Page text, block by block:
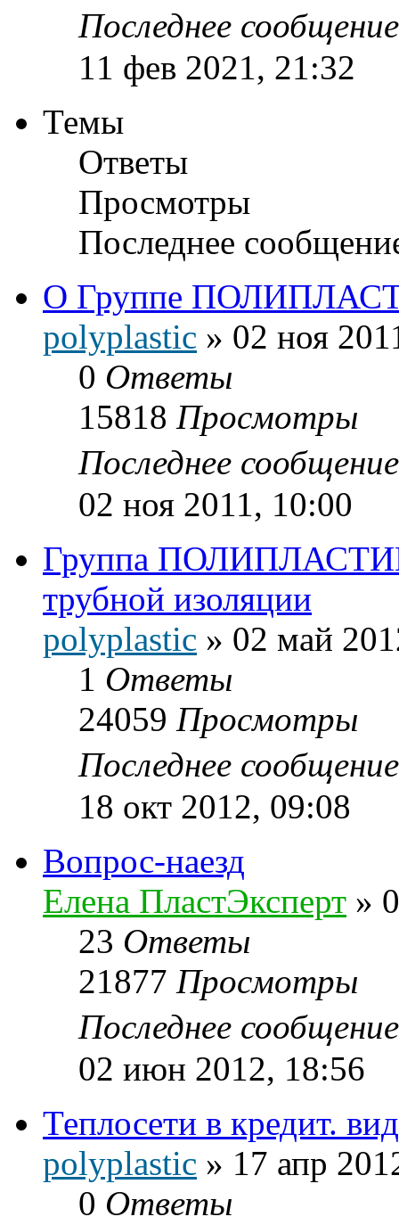
Последнее
11 фев 2021, 21:32
Темы
Ответы
Просмотры
Последнее
О Группе
polyplastic » 02 ноя
0 Ответы
15818 Просмотры
Последнее
02 ноя 2011, 10:00
Группа
трубной изоляции
polyplastic » 02 май
1 Ответы
24059 Просмотры
Последнее
18 окт 2012, 09:08
Вопрос-наезд
Елена ПластЭксперт »
23 Ответы
21877 Просмотры
Последнее
02 июн 2012, 18:56
Теплосети в кредит.
polyplastic » 17 апр
0 Ответы